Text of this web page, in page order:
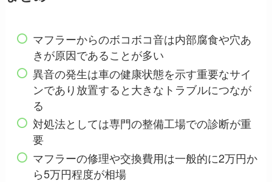
マフラーからのボコボコ音は内部腐食や穴あ
きが原因であることが多い
異音の発生は車の健康状態を示す重要なサイ
ンであり放置すると大きなトラブルにつなが
る
対処法としては専門の整備工場での診断が重
要
マフラーの修理や交換費用は一般的に2万円か
ら5万円程度が相場